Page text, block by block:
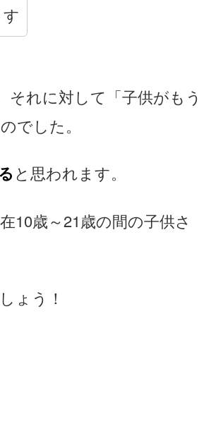
それに対して「子供がもう
でした。
と思われます。
10歳～21歳の間の子供さ
ょう！